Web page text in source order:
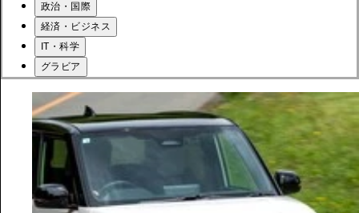
政治・国際
経済・ビジネス
IT・科学
グラビア